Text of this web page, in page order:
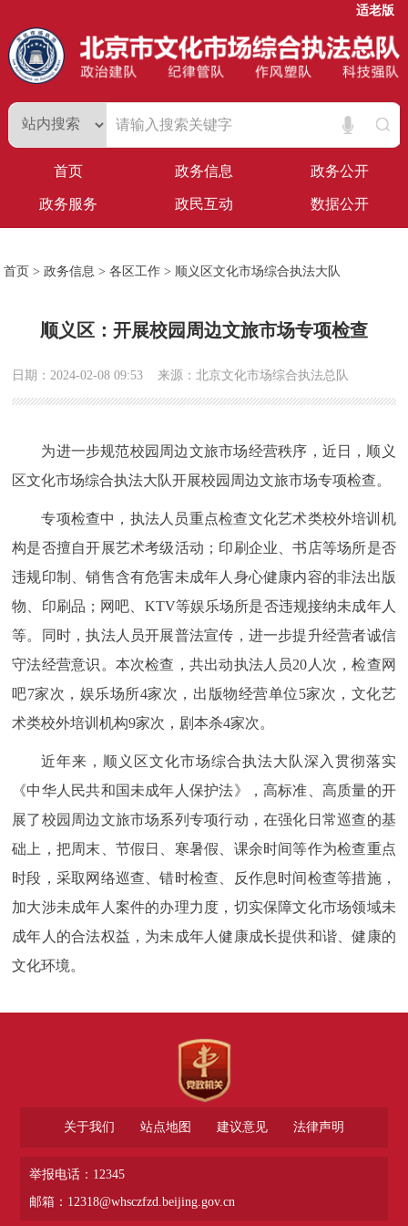
适老版
首页 政务信息 政务公开
政务服务 政民互动 数据公开
首页 >政务信息 >各区工作 > 顺义区文化市场综合执法大队
顺义区：开展校园周边文旅市场专项检查
日期：2024-02-08 09:53 来源：北京文化市场综合执法总队
为进一步规范校园周边文旅市场经营秩序，近日，顺义
区文化市场综合执法大队开展校园周边文旅市场专项检查。
专项检查中，执法人员重点检查文化艺术类校外培训机
构是否擅自开展艺术考级活动；印刷企业、书店等场所是否
违规印制、销售含有危害未成年人身心健康内容的非法出版
物、印刷品；网吧、KTV等娱乐场所是否违规接纳未成年人
等。同时，执法人员开展普法宣传，进一步提升经营者诚信
守法经营意识。本次检查，共出动执法人员20人次，检查网
吧7家次，娱乐场所4家次，出版物经营单位5家次，文化艺
术类校外培训机构9家次，剧本杀4家次。
近年来，顺义区文化市场综合执法大队深入贯彻落实
《中华人民共和国未成年人保护法》，高标准、高质量的开
展了校园周边文旅市场系列专项行动，在强化日常巡查的基
础上，把周末、节假日、寒暑假、课余时间等作为检查重点
时段，采取网络巡查、错时检查、反作息时间检查等措施，
加大涉未成年人案件的办理力度，切实保障文化市场领域未
成年人的合法权益，为未成年人健康成长提供和谐、健康的
文化环境。
关于我们 站点地图 建议意见 法律声明
举报电话：12345
邮箱：12318@whsczfzd.beijing.gov.cn